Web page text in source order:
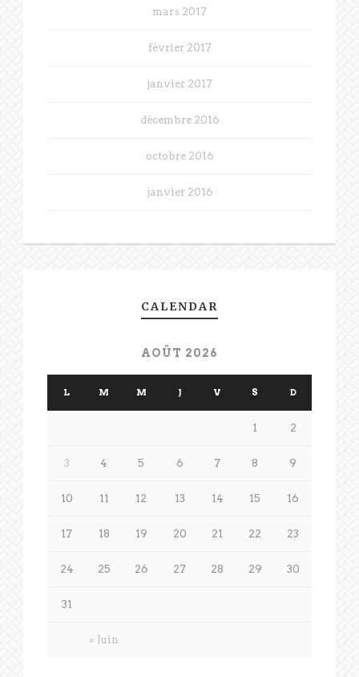
mars 2017
février 2017
janvier 2017
décembre 2016
octobre 2016
janvier 2016
CALENDAR
AOÛT 2026
L M M J V S D
« Juin
1 2
3 4 5 6 7 8 9
10 11 12 13 14 15 16
17 18 19 20 21 22 23
24 25 26 27 28 29 30
31